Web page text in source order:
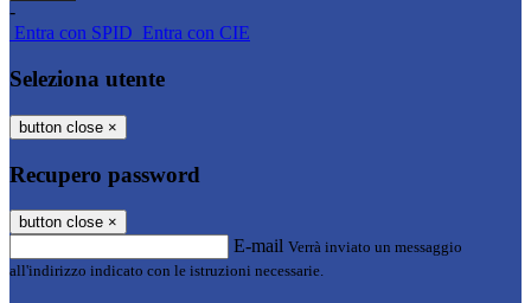
-
Entra con SPID Entra con CIE
Seleziona utente
button close ×
Recupero password
button close ×
E-mail Verrà inviato un messaggio
all'indirizzo indicato con le istruzioni necessarie.